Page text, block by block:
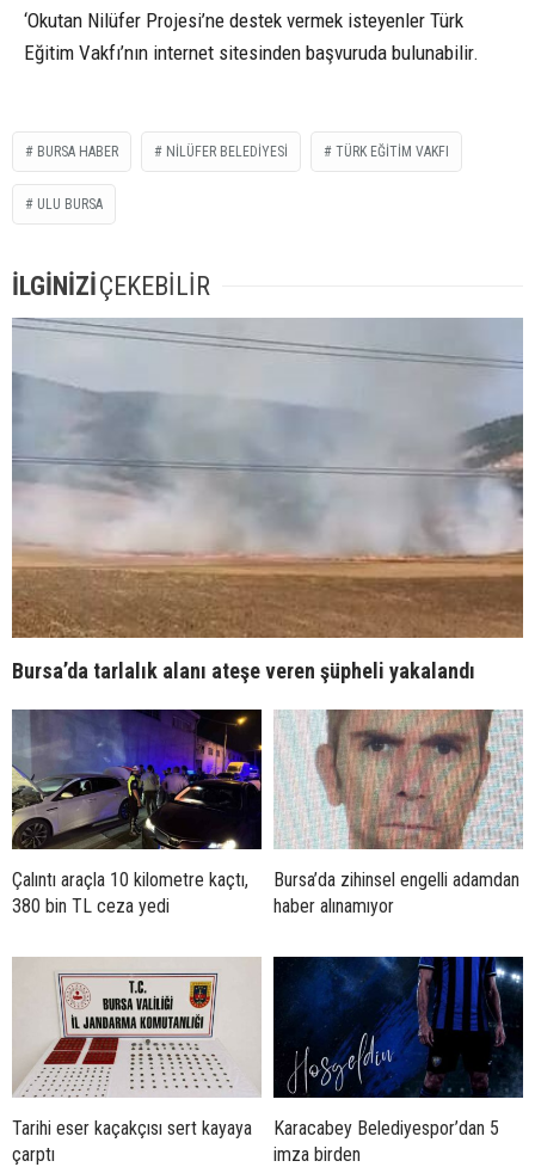
‘Okutan Nilüfer Projesi’ne destek vermek isteyenler Türk
Eğitim Vakfı’nın internet sitesinden başvuruda bulunabilir.
BURSA HABER NILÜFER BELEDIYESI TÜRK EĞITIM VAKFI
ULU BURSA
İLGİNİZİÇEKEBİLİR
Bursa’da tarlalık alanı ateşe veren şüpheli yakalandı
Çalıntı araçla 10 kilometre kaçtı,
380 bin TL ceza yedi
Bursa’da zihinsel engelli adamdan
haber alınamıyor
Tarihi eser kaçakçısı sert kayaya
çarptı
Karacabey Belediyespor’dan 5
imza birden